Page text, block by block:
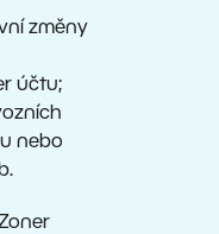
změny
účtu;
nebo